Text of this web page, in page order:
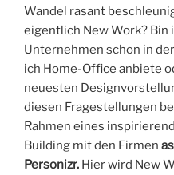
Wandel rasant
eigentlich New Work? Bin
Unternehmen schon in
ich Home-Office anbiete
neuesten
diesen Fragestellungen
Rahmen eines
Building mit den Firmen
Personizr. Hier wird New